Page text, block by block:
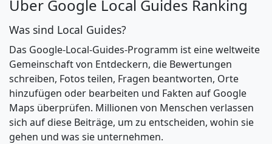
Über Google Local Guides Ranking
Was sind Local Guides?
Das Google-Local-Guides-Programm ist eine weltweite
Gemeinschaft von Entdeckern, die Bewertungen
schreiben, Fotos teilen, Fragen beantworten, Orte
hinzufügen oder bearbeiten und Fakten auf Google
Maps überprüfen. Millionen von Menschen verlassen
sich auf diese Beiträge, um zu entscheiden, wohin sie
gehen und was sie unternehmen.